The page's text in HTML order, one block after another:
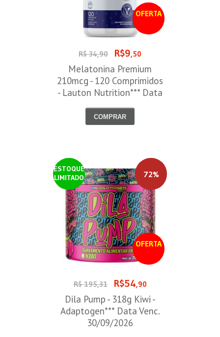
OFERTA
R$ 34,90 R$9,50
Melatonina Premium
210mcg - 120 Comprimidos
- Lauton Nutrition*** Data
COMPRAR
ESTOQUE
LIMITADO
OFERTA
72%
R$ 195,31 R$54,90
Dila Pump - 318g Kiwi -
Adaptogen*** Data Venc.
30/09/2026